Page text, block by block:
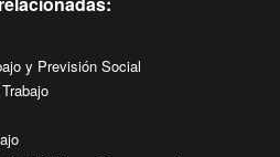
y Previsión Social